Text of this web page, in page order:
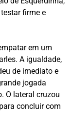
firme e
em um
A igualdade,
de imediato e
jogada
O lateral cruzou
concluir com